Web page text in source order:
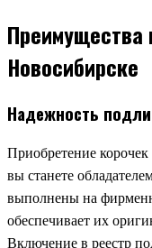
Преимущества
Новосибирске
Надежность
Приобретение корочек
вы станете
выполнены на
обеспечивает их
Включение в реестр